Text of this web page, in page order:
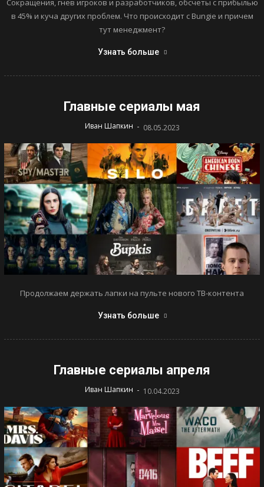
Сокращения, гнев игроков и разработчиков, обсчеты с прибылью
в 45% и куча других проблем. Что происходит с Bungie и причем
тут менеджмент?
Узнать больше
Главные сериалы мая
Иван Шапкин - 08.05.2023
Продолжаем держать лапки на пульте нового ТВ-контента
Узнать больше
Главные сериалы апреля
Иван Шапкин - 10.04.2023